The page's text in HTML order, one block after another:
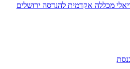
מכללה אקדמית להנדסה ירושלים